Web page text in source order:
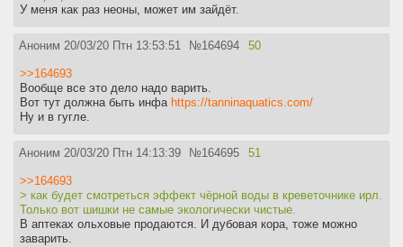
У меня как раз неоны, может им зайдёт.
Аноним 20/03/20 Птн 13:53:51 №164694 50
>>164693
Вообще все это дело надо варить.
Вот тут должна быть инфа https://tanninaquatics.com/
Ну и в гугле.
Аноним 20/03/20 Птн 14:13:39 №164695 51
>>164693
> как будет смотреться эффект чёрной воды в креветочнике ирл.
Только вот шишки не самые экологически чистые.
В аптеках ольховые продаются. И дубовая кора, тоже можно
заварить.